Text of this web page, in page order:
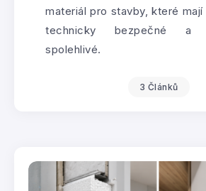
materiál pro stavby, které
technicky bezpečné a
spolehlivé.
3 Článků